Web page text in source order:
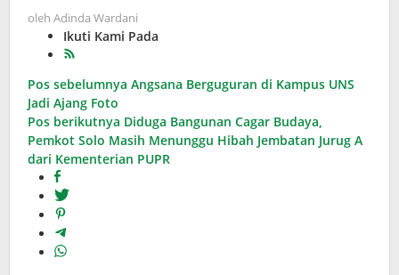
oleh Adinda Wardani
Ikuti Kami Pada
Navigasi
pos
Pos sebelumnya Angsana Berguguran di Kampus UNS
Jadi Ajang Foto
Pos berikutnya Diduga Bangunan Cagar Budaya,
Pemkot Solo Masih Menunggu Hibah Jembatan Jurug A
dari Kementerian PUPR